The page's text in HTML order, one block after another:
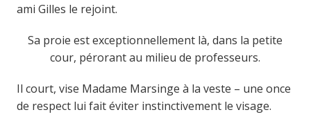
ami Gilles le rejoint.
Sa proie est exceptionnellement là, dans la petite
cour, pérorant au milieu de professeurs.
Il court, vise Madame Marsinge à la veste – une once
de respect lui fait éviter instinctivement le visage.